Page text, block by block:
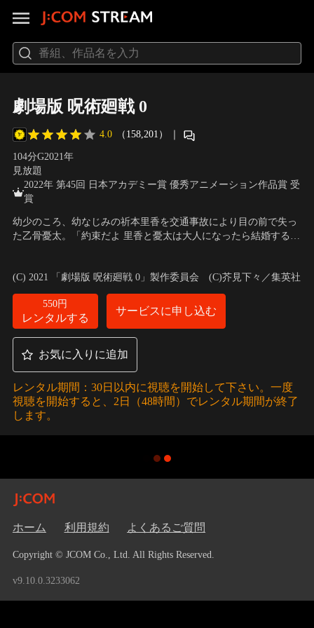
劇場版 呪術廻戦 0
4.0 （158,201） ｜
104分G2021年
見放題
2022年 第45回 日本アカデミー賞 優秀アニメーション作品賞 受
賞
幼少のころ、幼なじみの祈本里香を交通事故により目の前で失っ
た乙骨憂太。「約束だよ 里香と憂太は大人になったら結婚する
た。そして、同級生の禪院真希・狗巻 棘・パンダと出会い、乙骨
はある決意をする。
(C) 2021 「劇場版 呪術廻戦 0」製作委員会 (C)芥見下々／集英社
550円
レンタルする
サービスに申し込む
お気に入りに追加
レンタル期間：30日以内に視聴を開始して下さい。一度
視聴を開始すると、2日（48時間）でレンタル期間が終了
します。
ホーム 利用規約 よくあるご質問
Copyright © JCOM Co., Ltd. All Rights Reserved.
v9.10.0.3233062